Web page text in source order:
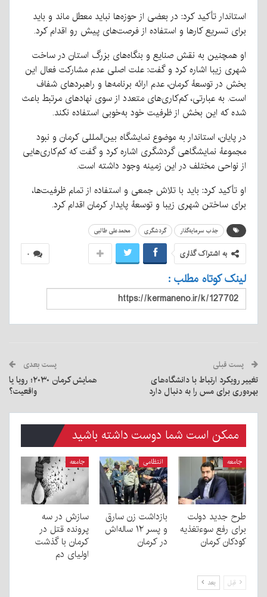
استاندار تأکید کرد: در بعضی از حوزه‌ها نباید معطل ماند و باید
برای تسریع کارها و استفاده از فرصت‌های پیش رو اقدام کرد.
او همچنین به نقش صنایع و بنگاه‌های بزرگ استان در ساخت
شهری زیبا اشاره کرد و گفت: علت اصلی عدم مشارکت فعال این
بخش در توسعهٔ کرمان، عدم ارائه برنامه‌ها و راهبردهای شفاف
است. به عبارتی، کم‌کاری‌های متعدد از سوی نهادهای مرتبط باعث
شده که این بخش از ظرفیت خود به‌خوبی استفاده نکند.
در پایان، استاندار به موضوع نمایشگاه بین‌المللی کرمان و نبود
مجموعهٔ نمایشگاهی گردشگری اشاره کرد و گفت که کم‌کاری‌هایی
از نواحی مختلف در این زمینه وجود داشته است.
او تأکید کرد: باید با تلاش جمعی و استفاده از تمام ظرفیت‌ها،
برای ساختن شهری زیبا و توسعهٔ پایدار کرمان اقدام کرد.
جذب سرمایه‌گذار گردشگری محمدعلی طالبی
۰ به اشتراک گذاری
لینک کوتاه مطلب :
پست قبلی
تغییر رویکرد ارتباط با دانشگاه‌های
بهره‌وری برای مس را به دنبال دارد
پست بعدی
همایش کرمان ۲۰۳۰؛ رویا یا
واقعیت؟
ممکن است شما دوست داشته باشید
جامعه
طرح جدید دولت
برای رفع سوءتغذیه
کودکان کرمان
انتظامی
بازداشت زن سارق
و پسر ۱۲ ساله‌اش
در کرمان
جامعه
سازش در سه
پرونده قتل در
کرمان با گذشت
اولیای دم
قبل بعد